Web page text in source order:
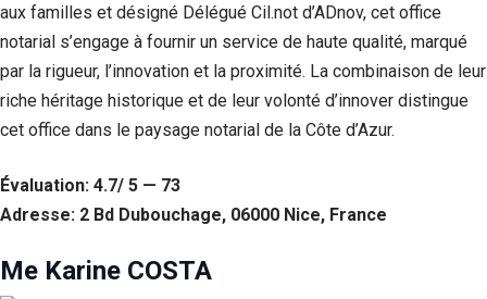
aux familles et désigné Délégué Cil.not d’ADnov, cet office
notarial s’engage à fournir un service de haute qualité, marqué
par la rigueur, l’innovation et la proximité. La combinaison de leur
riche héritage historique et de leur volonté d’innover distingue
cet office dans le paysage notarial de la Côte d’Azur.
Évaluation: 4.7/ 5 — 73
Adresse: 2 Bd Dubouchage, 06000 Nice, France
Me Karine COSTA